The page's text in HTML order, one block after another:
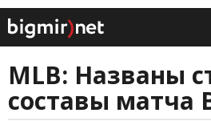
MLB: Названы
составы матча